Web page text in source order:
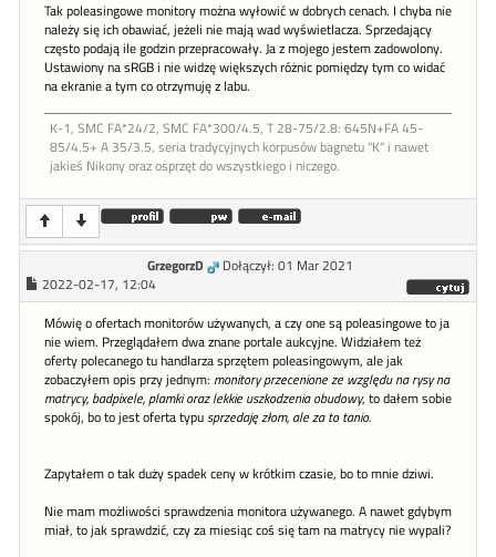
Tak poleasingowe monitory można wyłowić w dobrych cenach. I chyba nie
należy się ich obawiać, jeżeli nie mają wad wyświetlacza. Sprzedający
często podają ile godzin przepracowały. Ja z mojego jestem zadowolony.
Ustawiony na sRGB i nie widzę większych różnic pomiędzy tym co widać
na ekranie a tym co otrzymuję z labu.
K-1, SMC FA*24/2, SMC FA*300/4.5, T 28-75/2.8: 645N+FA 45-
85/4.5+ A 35/3.5, seria tradycyjnych korpusów bagnetu "K" i nawet
jakieś Nikony oraz osprzęt do wszystkiego i niczego.
GrzegorzD
Dołączył: 01 Mar 2021
2022-02-17, 12:04
Mówię o ofertach monitorów używanych, a czy one są poleasingowe to ja
nie wiem. Przeglądałem dwa znane portale aukcyjne. Widziałem też
oferty polecanego tu handlarza sprzętem poleasingowym, ale jak
zobaczyłem opis przy jednym: monitory przecenione ze względu na rysy na
matrycy, badpixele, plamki oraz lekkie uszkodzenia obudowy, to dałem sobie
spokój, bo to jest oferta typusprzedaję złom, ale za to tanio.
Zapytałem o tak duży spadek ceny w krótkim czasie, bo to mnie dziwi.
Nie mam możliwości sprawdzenia monitora używanego. A nawet gdybym
miał, to jak sprawdzić, czy za miesiąc coś się tam na matrycy nie wypali?